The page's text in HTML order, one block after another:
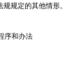
规定的其他情形。
和办法